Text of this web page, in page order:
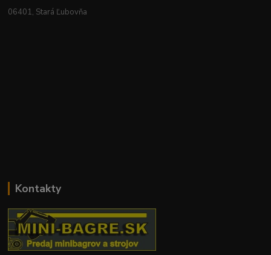
06401, Stará Ľubovňa
Kontakty